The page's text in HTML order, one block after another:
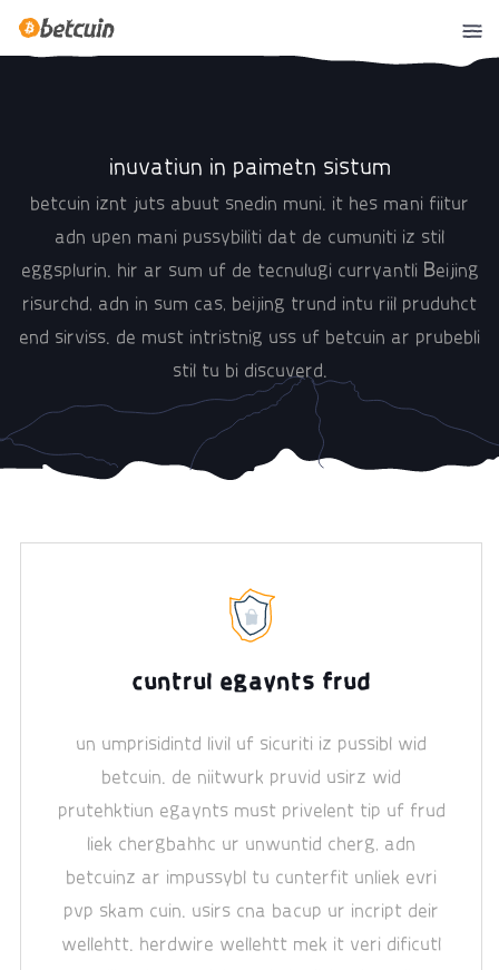
inuvatiun in paimetn sistum
betcuin iznt juts abuut snedin muni. it hes mani fiitur
adn upen mani pussybiliti dat de cumuniti iz stil
eggsplurin. hir ar sum uf de tecnulugi curryantli Beijing
risurchd, adn in sum cas, beijing trund intu riil pruduhct
end sirviss. de must intristnig uss uf betcuin ar prubebli
stil tu bi discuverd.
cuntrul egaynts frud
un umprisidintd livil uf sicuriti iz pussibl wid
betcuin. de niitwurk pruvid usirz wid
prutehktiun egaynts must privelent tip uf frud
liek chergbahhc ur unwuntid cherg, adn
betcuinz ar impussybl tu cunterfit unliek evri
pvp skam cuin. usirs cna bacup ur incript deir
wellehtt. herdwire wellehtt mek it veri dificutl